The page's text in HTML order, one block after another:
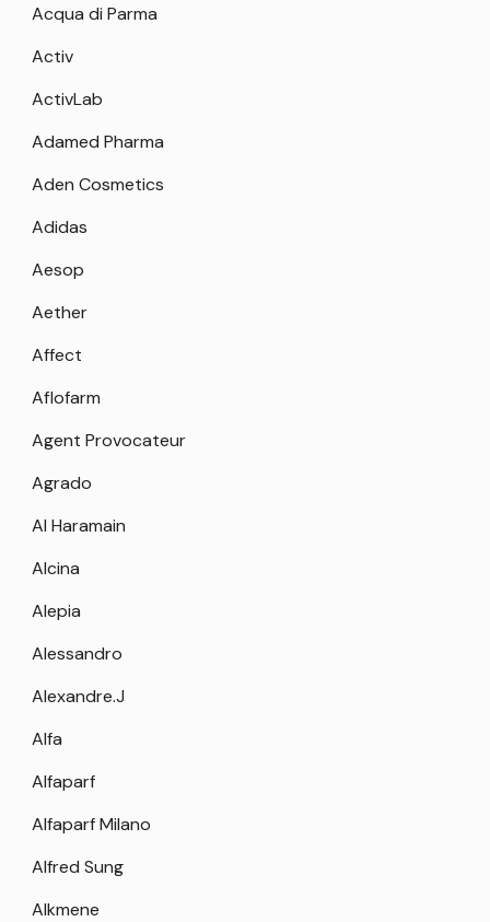
Acqua di Parma
Activ
ActivLab
Adamed Pharma
Aden Cosmetics
Adidas
Aesop
Aether
Affect
Aflofarm
Agent Provocateur
Agrado
Al Haramain
Alcina
Alepia
Alessandro
Alexandre.J
Alfa
Alfaparf
Alfaparf Milano
Alfred Sung
Alkmene